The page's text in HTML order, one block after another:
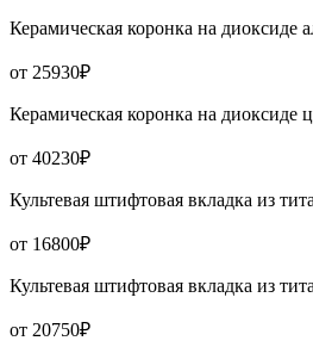
Керамическая коронка на диоксиде
от 25930₽
Керамическая коронка на диоксиде
от 40230₽
Культевая штифтовая вкладка из
от 16800₽
Культевая штифтовая вкладка из
от 20750₽